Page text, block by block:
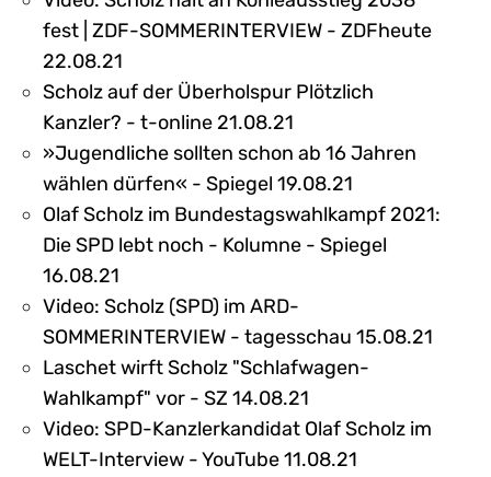
fest | ZDF-SOMMERINTERVIEW - ZDFheute
22.08.21
Scholz auf der Überholspur Plötzlich
Kanzler? - t-online 21.08.21
»Jugendliche sollten schon ab 16 Jahren
wählen dürfen« - Spiegel 19.08.21
Olaf Scholz im Bundestagswahlkampf 2021:
Die SPD lebt noch - Kolumne - Spiegel
16.08.21
Video: Scholz (SPD) im ARD-
SOMMERINTERVIEW - tagesschau 15.08.21
Laschet wirft Scholz "Schlafwagen-
Wahlkampf" vor - SZ 14.08.21
Video: SPD-Kanzlerkandidat Olaf Scholz im
WELT-Interview - YouTube 11.08.21